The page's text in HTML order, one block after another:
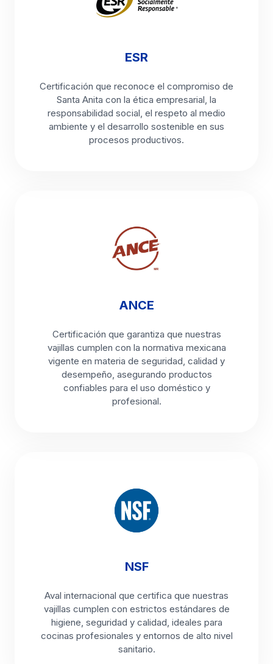
ESR
Certificación que reconoce el compromiso de
Santa Anita con la ética empresarial, la
responsabilidad social, el respeto al medio
ambiente y el desarrollo sostenible en sus
procesos productivos.
ANCE
Certificación que garantiza que nuestras
vajillas cumplen con la normativa mexicana
vigente en materia de seguridad, calidad y
desempeño, asegurando productos
confiables para el uso doméstico y
profesional.
NSF
Aval internacional que certifica que nuestras
vajillas cumplen con estrictos estándares de
higiene, seguridad y calidad, ideales para
cocinas profesionales y entornos de alto nivel
sanitario.